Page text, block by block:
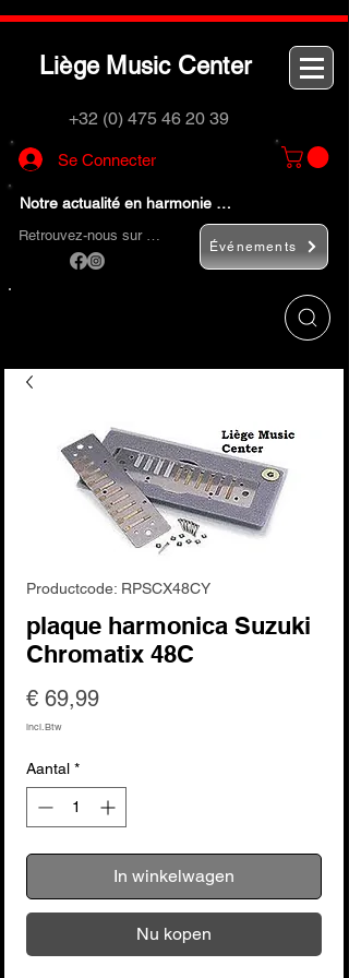
Liège M usic Center
+32 (0) 475 46 20 39
Se Connecter
Notre actualité en harmonie …
Retrouvez-nous sur …
Événements
Productcode: RPSCX48CY
plaque harmonica Suzuki
Chromatix 48C
€ 69,99Prijs
incl.Btw
Aantal *
In winkelwagen
Nu kopen